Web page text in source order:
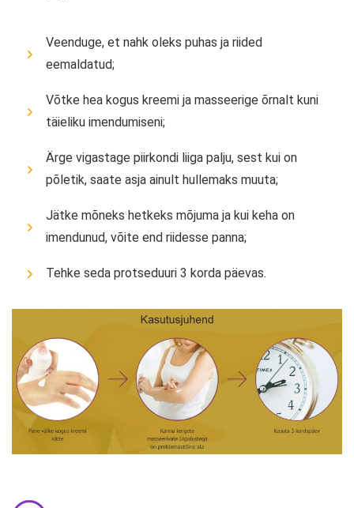
Veenduge, et nahk oleks puhas ja riided
eemaldatud;
Võtke hea kogus kreemi ja masseerige õrnalt kuni
täieliku imendumiseni;
Ärge vigastage piirkondi liiga palju, sest kui on
põletik, saate asja ainult hullemaks muuta;
Jätke mõneks hetkeks mõjuma ja kui keha on
imendunud, võite end riidesse panna;
Tehke seda protseduuri 3 korda päevas.